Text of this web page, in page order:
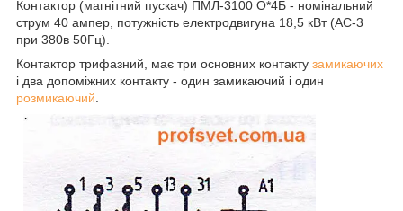
Контактор (магнітний пускач) ПМЛ-3100 О*4Б - номінальний
струм 40 ампер, потужність електродвигуна 18,5 кВт (АС-3
при 380в 50Гц).
Контактор трифазний, має три основних контакту замикаючих
і два допоміжних контакту - один замикаючий і один
розмикаючий